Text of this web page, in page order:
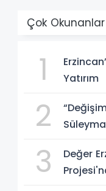
Çok Okunanlar
1
Yatırım
2
3
Değer